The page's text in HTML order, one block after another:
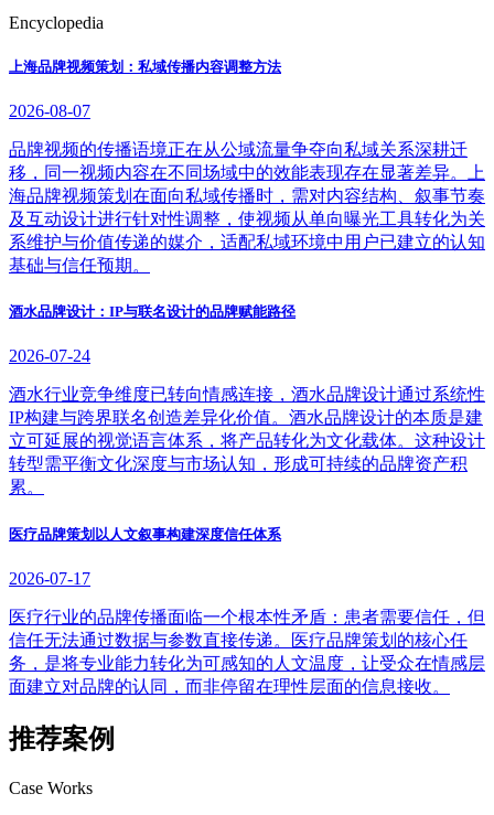
Encyclopedia
上海品牌视频策划：私域传播内容调整方法
2026-08-07
品牌视频的传播语境正在从公域流量争夺向私域关系深耕迁
移，同一视频内容在不同场域中的效能表现存在显著差异。上
海品牌视频策划在面向私域传播时，需对内容结构、叙事节奏
及互动设计进行针对性调整，使视频从单向曝光工具转化为关
系维护与价值传递的媒介，适配私域环境中用户已建立的认知
基础与信任预期。
酒水品牌设计：IP与联名设计的品牌赋能路径
2026-07-24
酒水行业竞争维度已转向情感连接，酒水品牌设计通过系统性
IP构建与跨界联名创造差异化价值。酒水品牌设计的本质是建
立可延展的视觉语言体系，将产品转化为文化载体。这种设计
转型需平衡文化深度与市场认知，形成可持续的品牌资产积
累。
医疗品牌策划以人文叙事构建深度信任体系
2026-07-17
医疗行业的品牌传播面临一个根本性矛盾：患者需要信任，但
信任无法通过数据与参数直接传递。医疗品牌策划的核心任
务，是将专业能力转化为可感知的人文温度，让受众在情感层
面建立对品牌的认同，而非停留在理性层面的信息接收。
推荐案例
Case Works